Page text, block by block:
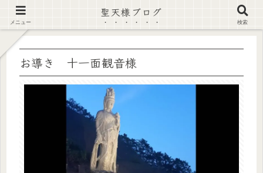
【注意喚起】偽サイト及び偽情報に注意 ▶確認する◀
お導き 十一面観音様
メニュー
聖天様ブログ
検索